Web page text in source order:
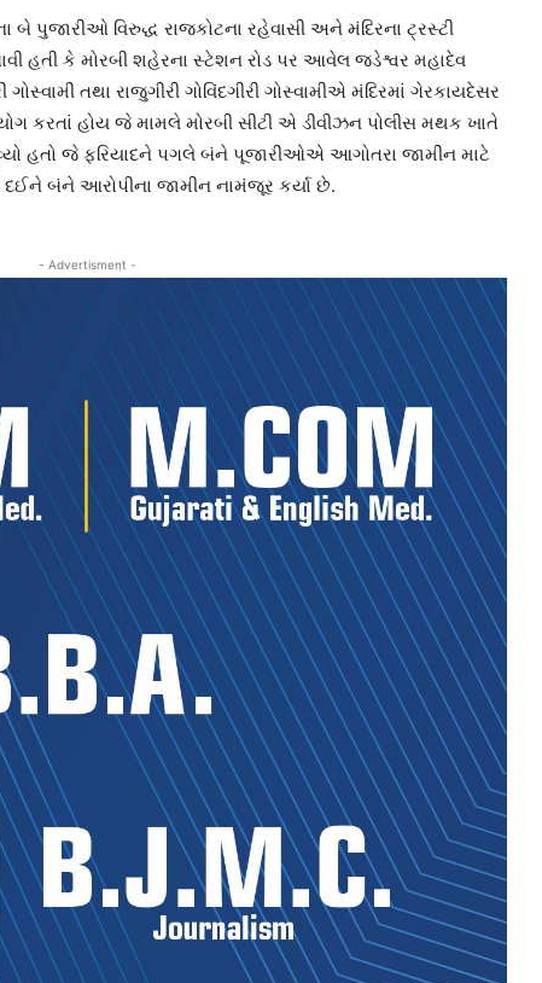
બે પુજારીઓ વિરુદ્ધ રાજકોટના રહેવાસી અને મંદિરના ટ્રસ્ટી
હતી કે મોરબી શહેરના સ્ટેશન રોડ પર આવેલ જડેશ્વર મહાદેવ
ગોસ્વામી તથા રાજુગીરી ગોવિંદગીરી ગોસ્વામીએ મંદિરમાં ગેરકાયદેસર
કરતાં હોય જે મામલે મોરબી સીટી એ ડીવીઝન પોલીસ મથક ખાતે
હતો જે ફરિયાદને પગલે બંને પૂજારીઓએ આગોતરા જામીન માટે
દઈને બંને આરોપીના જામીન નામંજૂર કર્યા છે.
- Advertisment -